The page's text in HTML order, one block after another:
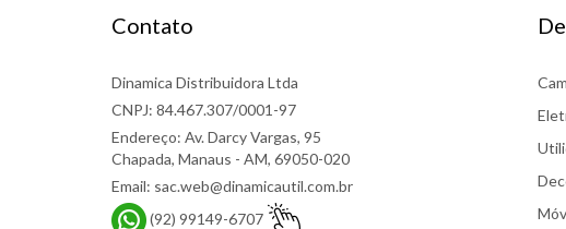
Contato
Dinamica Distribuidora Ltda
CNPJ: 84.467.307/0001-97
Endereço: Av. Darcy Vargas, 95
Chapada, Manaus - AM, 69050-020
Email: sac.web@dinamicautil.com.br
(92) 99149-6707